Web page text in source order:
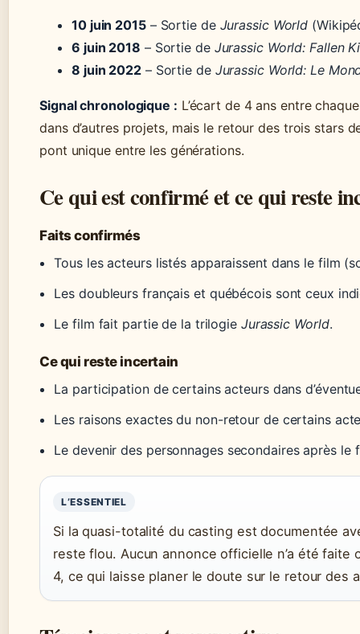
10 juin 2015– Sortie de Jurassic World
6 juin 2018 – Sortie de Jurassic World: Fallen
8 juin 2022– Sortie de Jurassic World: Le
Signal chronologique : L’écart de 4 ans entre
dans d’autres projets, mais le retour des trois stars
pont unique entre les générations.
Ce qui est confirmé et ce qui reste
Faits confirmés
Tous les acteurs listés apparaissent dans le film
Les doubleurs français et québécois sont ceux
Le film fait partie de la trilogie Jurassic World.
Ce qui reste incertain
La participation de certains acteurs dans
Les raisons exactes du non-retour de certains
Le devenir des personnages secondaires après le
L’ESSENTIEL
Si la quasi-totalité du casting est documentée
reste flou. Aucun annonce officielle n’a été faite
4, ce qui laisse planer le doute sur le retour des